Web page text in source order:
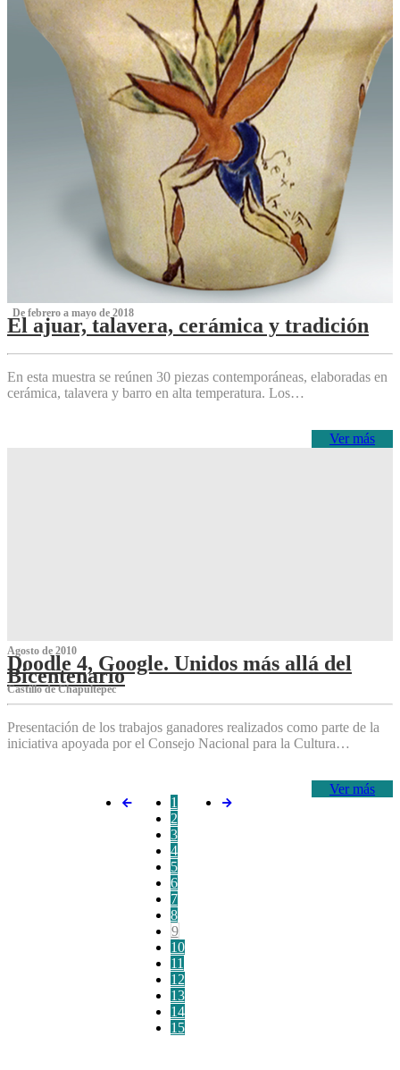
‌ De febrero a mayo de 2018
El ajuar, talavera, cerámica y tradición
‌
En esta muestra se reúnen 30 piezas contemporáneas, elaboradas en
cerámica, talavera y barro en alta temperatura. Los…
Ver más
Agosto de 2010
Doodle 4, Google. Unidos más allá del
Bicentenario
Castillo de Chapultepec
Presentación de los trabajos ganadores realizados como parte de la
iniciativa apoyada por el Consejo Nacional para la Cultura…
Ver más
1
2
3
4
5
6
7
8
9
10
11
12
13
14
15